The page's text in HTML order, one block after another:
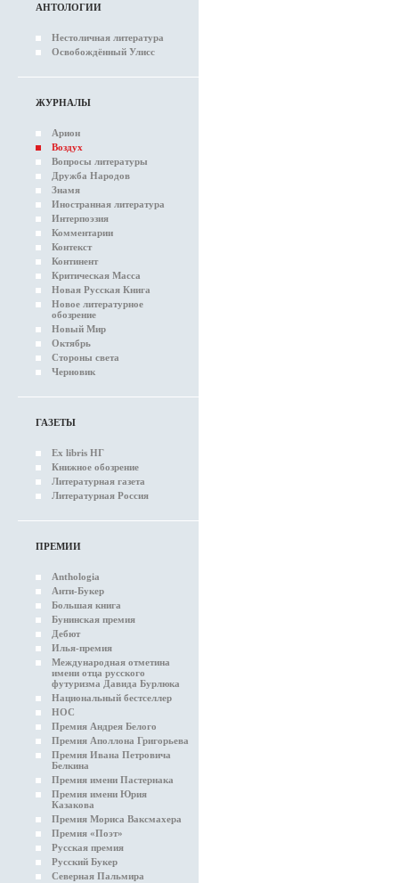
АНТОЛОГИИ
Нестоличная литература
Освобождённый Улисс
ЖУРНАЛЫ
Арион
Воздух
Вопросы литературы
Дружба Народов
Знамя
Иностранная литература
Интерпоэзия
Комментарии
Контекст
Континент
Критическая Масса
Новая Русская Книга
Новое литературное
обозрение
Новый Мир
Октябрь
Стороны света
Черновик
ГАЗЕТЫ
Ex libris НГ
Книжное обозрение
Литературная газета
Литературная Россия
ПРЕМИИ
Anthologia
Анти-Букер
Большая книга
Бунинская премия
Дебют
Илья-премия
Международная отметина
имени отца русского
футуризма Давида Бурлюка
Национальный бестселлер
НОС
Премия Андрея Белого
Премия Аполлона Григорьева
Премия Ивана Петровича
Белкина
Премия имени Пастернака
Премия имени Юрия
Казакова
Премия Мориса Ваксмахера
Премия «Поэт»
Русская премия
Русский Букер
Северная Пальмира